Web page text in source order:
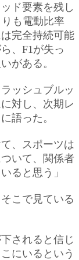
ド要素を残し
も電動比率
完全持続可能
、F1が失っ
がある。
ッシュブルッ
対し、次期レ
語った。
、スポーツは
いて、関係者
ると思う」
こで見ている
されると信じ
にいるという